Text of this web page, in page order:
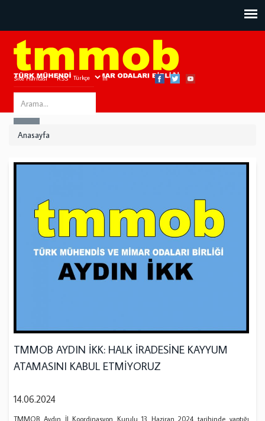
Site Haritası RSS Bize Ulaşın
Search
this
Anasayfa
TMMOB AYDIN İKK: HALK İRADESİNE KAYYUM
ATAMASINI KABUL ETMİYORUZ
14.06.2024
TMMOB Aydın İl Koordinasyon Kurulu 13 Haziran 2024 tarihinde yaptığı